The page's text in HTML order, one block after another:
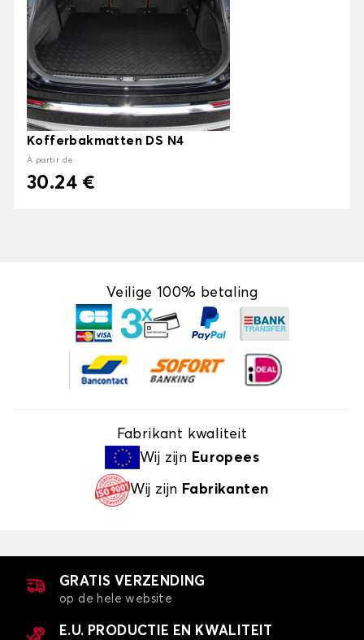
Kofferbakmatten DS N4
À partir de
30.24 €
Veilige 100% betaling
Fabrikant kwaliteit
Wij zijn Europees
Wij zijn Fabrikanten
GRATIS VERZENDING
op de hele website
E.U. PRODUCTIE EN KWALITEIT